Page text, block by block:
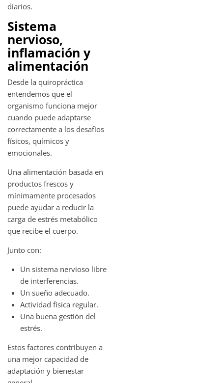
diarios.
Sistema
nervioso,
inflamación y
alimentación
Desde la quiropráctica
entendemos que el
organismo funciona mejor
cuando puede adaptarse
correctamente a los desafíos
físicos, químicos y
emocionales.
Una alimentación basada en
productos frescos y
mínimamente procesados
puede ayudar a reducir la
carga de estrés metabólico
que recibe el cuerpo.
Junto con:
Un sistema nervioso libre
de interferencias.
Un sueño adecuado.
Actividad física regular.
Una buena gestión del
estrés.
Estos factores contribuyen a
una mejor capacidad de
adaptación y bienestar